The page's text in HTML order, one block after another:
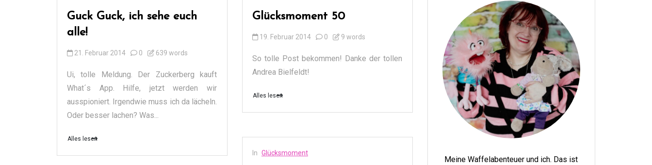
Guck Guck, ich sehe euch
alle!
21. Februar 2014 0 639 words
Ui, tolle Meldung. Der Zuckerberg kauft
What´s App. Hilfe, jetzt werden wir
ausspioniert. Irgendwie muss ich da lächeln.
Oder besser lachen? Was...
Alles lesen
Glücksmoment 50
19. Februar 2014 0 9 words
So tolle Post bekommen! Danke der tollen
Andrea Bielfeldt!
Alles lesen
In Glücksmoment
Meine Waffelabenteuer und ich. Das ist